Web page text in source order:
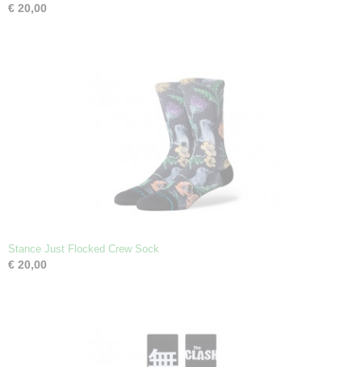
€ 20,00
Stance Just Flocked Crew Sock
€ 20,00